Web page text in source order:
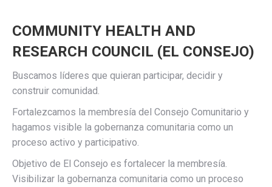
COMMUNITY HEALTH AND
RESEARCH COUNCIL (EL CONSEJO)
Buscamos líderes que quieran participar, decidir y
construir comunidad.
Fortalezcamos la membresía del Consejo Comunitario y
hagamos visible la gobernanza comunitaria como un
proceso activo y participativo.
Objetivo de El Consejo es fortalecer la membresía.
Visibilizar la gobernanza comunitaria como un proceso